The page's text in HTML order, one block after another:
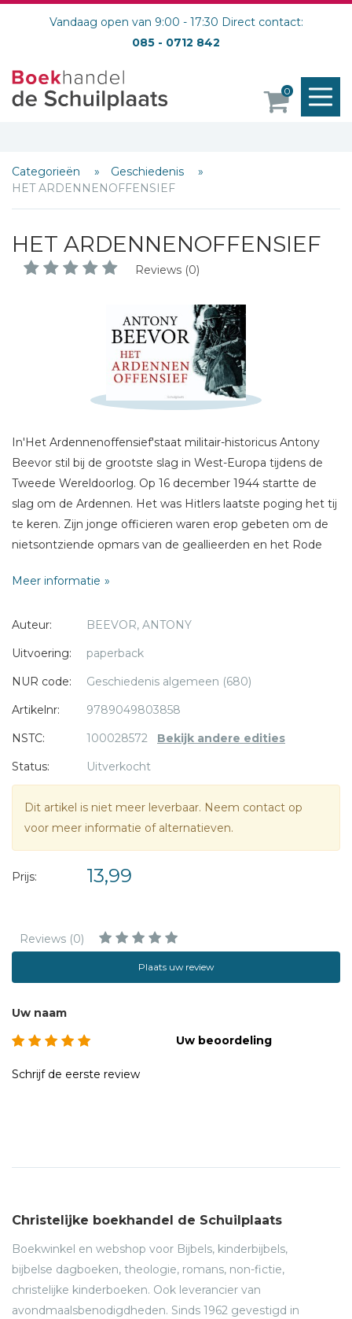
Vandaag open van 9:00 - 17:30 Direct contact:
085 - 0712 842
0
Categorieën
Geschiedenis
HET ARDENNENOFFENSIEF
HET ARDENNENOFFENSIEF
Reviews (0)
In'Het Ardennenoffensief'staat militair-historicus Antony
Beevor stil bij de grootste slag in West-Europa tijdens de
Tweede Wereldoorlog. Op 16 december 1944 startte de
slag om de Ardennen. Het was Hitlers laatste poging het tij
te keren. Zijn jonge officieren waren erop gebeten om de
nietsontziende opmars van de geallieerden en het Rode
felheid van de gevechten waren de omstandigheden
Ardennenoffensief''schenkt Antony Beevor zowel aandacht
aan de strategieën van de generaals als aan de lotgevallen
ontstaat van een tot nu toe onderbelichte episode uit de
Tweede Wereldoorlog.
In mei 2015 is het 70 jaar na de oorlog. Antony Beevor zal
aan de vooravond van deze herdenking een bezoek
brengen aan Nederland.''Antony Beevor toont zich
wederom een rasverteller.'- Vrij Nederland
Meer informatie
Auteur:
BEEVOR, ANTONY
Uitvoering:
paperback
NUR code:
Geschiedenis algemeen (680)
Artikelnr:
9789049803858
NSTC:
100028572 Bekijk andere edities
Status:
Uitverkocht
Dit artikel is niet meer leverbaar. Neem contact op
voor meer informatie of alternatieven.
Prijs: 13,99
Reviews (0)
Plaats uw review
Schrijf hieronder je review!
Bericht *
Uw naam
Uw beoordeling
Schrijf de eerste review
Christelijke boekhandel de Schuilplaats
Boekwinkel en webshop voor Bijbels, kinderbijbels,
bijbelse dagboeken, theologie, romans, non-fictie,
christelijke kinderboeken. Ook leverancier van
avondmaalsbenodigdheden. Sinds 1962 gevestigd in